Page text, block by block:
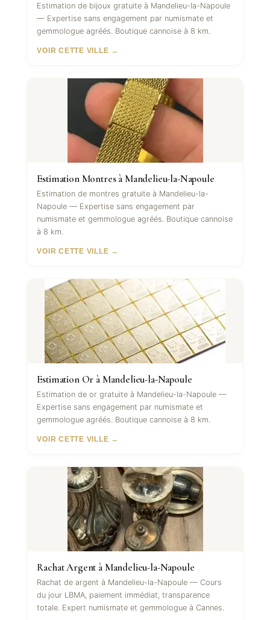
Estimation de bijoux gratuite à Mandelieu-la-Napoule
— Expertise sans engagement par numismate et
gemmologue agréés. Boutique cannoise à 8 km.
VOIR CETTE VILLE →
Estimation Montres à Mandelieu-la-Napoule
Estimation de montres gratuite à Mandelieu-la-
Napoule — Expertise sans engagement par
numismate et gemmologue agréés. Boutique cannoise
à 8 km.
VOIR CETTE VILLE →
Estimation Or à Mandelieu-la-Napoule
Estimation de or gratuite à Mandelieu-la-Napoule —
Expertise sans engagement par numismate et
gemmologue agréés. Boutique cannoise à 8 km.
VOIR CETTE VILLE →
Rachat Argent à Mandelieu-la-Napoule
Rachat de argent à Mandelieu-la-Napoule — Cours
du jour LBMA, paiement immédiat, transparence
totale. Expert numismate et gemmologue à Cannes.